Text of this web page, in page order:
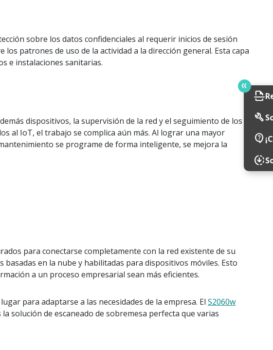
sobre los datos confidenciales al requerir inicios de sesión
patrones de uso de la actividad a la dirección general. Esta capa
e instalaciones sanitarias.
dispositivos, la supervisión de la red y el seguimiento de los
al IoT, el trabajo se complica aún más. Al lograr una mayor
se programe de forma inteligente, se mejora la
para conectarse completamente con la red existente de su
en la nube y habilitadas para dispositivos móviles. Esto
a un proceso empresarial sean más eficientes.
para adaptarse a las necesidades de la empresa. El S2060w
solución de escaneado de sobremesa perfecta que varias
scan
build
contact_support
downloading